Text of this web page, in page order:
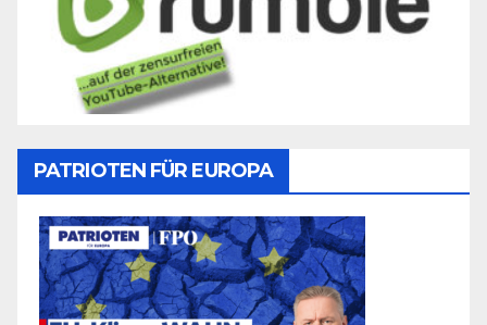
PATRIOTEN FÜR EUROPA